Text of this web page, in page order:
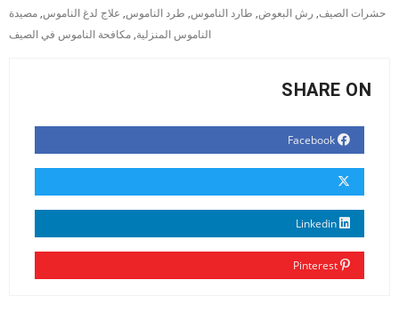
حشرات الصيف, رش البعوض, طارد الناموس, طرد الناموس, علاج لدغ الناموس, مصيدة
الناموس المنزلية, مكافحة الناموس في الصيف
SHARE ON